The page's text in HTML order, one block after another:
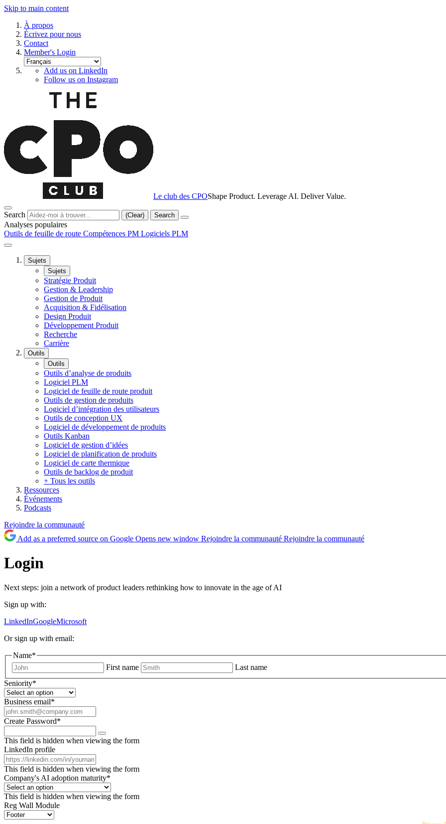
Skip to main content
À propos
Écrivez pour nous
Contact
Member's Login
Add us on LinkedIn
Follow us on Instagram
Le club des CPOShape Product. Leverage AI. Deliver Value.
Search (Clear) Search
Analyses populaires
Outils de feuille de route Compétences PM Logiciels PLM
Sujets
Sujets
Stratégie Produit
Gestion & Leadership
Gestion de Produit
Acquisition & Fidélisation
Design Produit
Développement Produit
Recherche
Carrière
Outils
Outils
Outils d’analyse de produits
Logiciel PLM
Logiciel de feuille de route produit
Outils de gestion de produits
Logiciel d’intégration des utilisateurs
Outils de conception UX
Logiciel de développement de produits
Outils Kanban
Logiciel de gestion d’idées
Logiciel de planification de produits
Logiciel de carte thermique
Outils de backlog de produit
+ Tous les outils
Ressources
Événements
Podcasts
Rejoindre la communauté
Add as a preferred source on Google Opens new window Rejoindre la communauté Rejoindre la communauté
Login
Next steps: join a network of product leaders rethinking how to innovate in the age of AI
Sign up with:
LinkedInGoogleMicrosoft
Or sign up with email:
Name*
First name
Last name
Seniority*
Business email*
Create Password*
This field is hidden when viewing the form
LinkedIn profile
This field is hidden when viewing the form
Company's AI adoption maturity*
This field is hidden when viewing the form
Reg Wall Module